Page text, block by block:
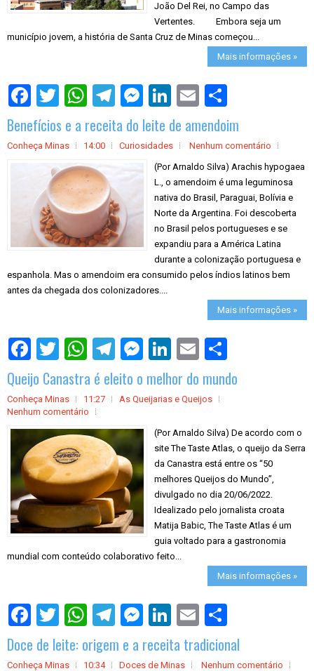
João Del Rei, no Campo das
Vertentes. Embora seja um
município jovem, a história de Santa Cruz de Minas começou...
Mais informações »
r
e
Benefícios e a receita do leite de amendoim
Conheça Minas 14:00 Curiosidades
Nenhum comentário
(Por Arnaldo Silva) Arachis hypogaea
L., o amendoim é uma leguminosa
nativa do Brasil, Paraguai, Bolívia e
Norte da Argentina. Foi descoberta
no Brasil pelos portugueses e se
expandiu para a América Latina
durante a colonização portuguesa e
espanhola. Mas o amendoim era consumido pelos índios latinos bem
antes da chegada dos colonizadores....
Mais informações »
r
e
Queijo Canastra é eleito o melhor do mundo
Conheça Minas 11:27
As Queijarias e Queijos
Nenhum comentário
(Por Arnaldo Silva) De acordo com o
site The Taste Atlas, o queijo da Serra
da Canastra está entre os “50
melhores Queijos do Mundo”,
divulgado no dia 20/06/2022.
Idealizado pelo jornalista croata
Matija Babic, The Taste Atlas é um
guia voltado para a gastronomia
mundial com conteúdo colaborativo feito...
Mais informações »
r
e
Doce de leite: origem e a receita tradicional
Conheça Minas 10:34 Doces de Minas Nenhum comentário